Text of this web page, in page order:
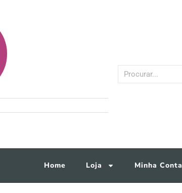
Home Loja Minha Conta